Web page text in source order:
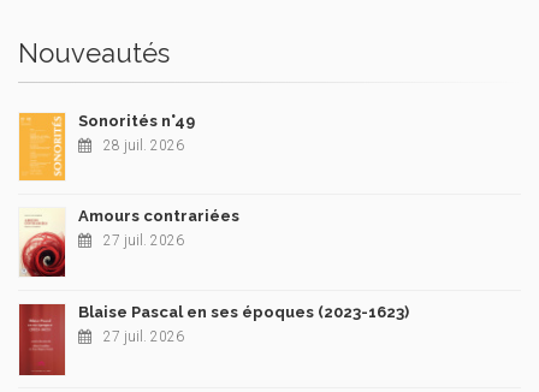
Nouveautés
Sonorités n°49
28 juil. 2026
Amours contrariées
27 juil. 2026
Blaise Pascal en ses époques (2023-1623)
27 juil. 2026